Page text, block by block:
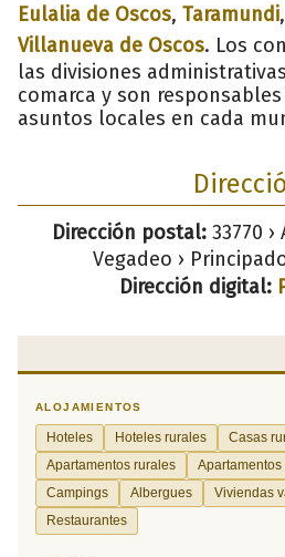
Eulalia de Oscos, Taramundi,
Villanueva de Oscos. Los
las divisiones
comarca y son
asuntos locales en cada
Dirección postal:33770 ›
Vegadeo ›
Dirección digital: